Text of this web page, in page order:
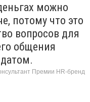
можно
потому что это
вопросов для
общения
Премии HR-бренд